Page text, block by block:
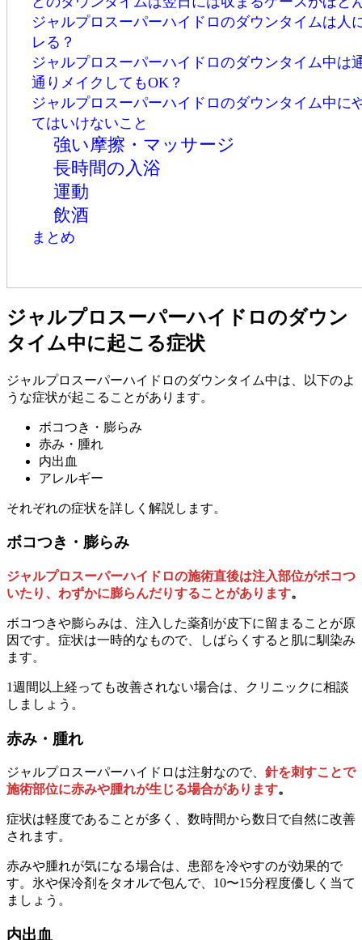
ジャルプロスーパーハイドロのダウンタイムは人
レる？
ジャルプロスーパーハイドロのダウンタイム中は
通りメイクしてもOK？
ジャルプロスーパーハイドロのダウンタイム中に
てはいけないこと
強い摩擦・マッサージ
長時間の入浴
運動
飲酒
まとめ
ジャルプロスーパーハイドロのダウン
タイム中に起こる症状
ジャルプロスーパーハイドロのダウンタイム中は、以下のよ
うな症状が起こることがあります。
ボコつき・膨らみ
赤み・腫れ
内出血
アレルギー
それぞれの症状を詳しく解説します。
ボコつき・膨らみ
ジャルプロスーパーハイドロの施術直後は注入部位がボコつ
いたり、わずかに膨らんだりすることがあります。
ボコつきや膨らみは、注入した薬剤が皮下に留まることが原
因です。症状は一時的なもので、しばらくすると肌に馴染み
ます。
1週間以上経っても改善されない場合は、クリニックに相談
しましょう。
赤み・腫れ
ジャルプロスーパーハイドロは注射なので、 針を刺すことで
施術部位に赤みや腫れが生じる場合があります。
症状は軽度であることが多く、数時間から数日で自然に改善
されます。
赤みや腫れが気になる場合は、患部を冷やすのが効果的で
す。氷や保冷剤をタオルで包んで、10〜15分程度優しく当て
ましょう。
内出血